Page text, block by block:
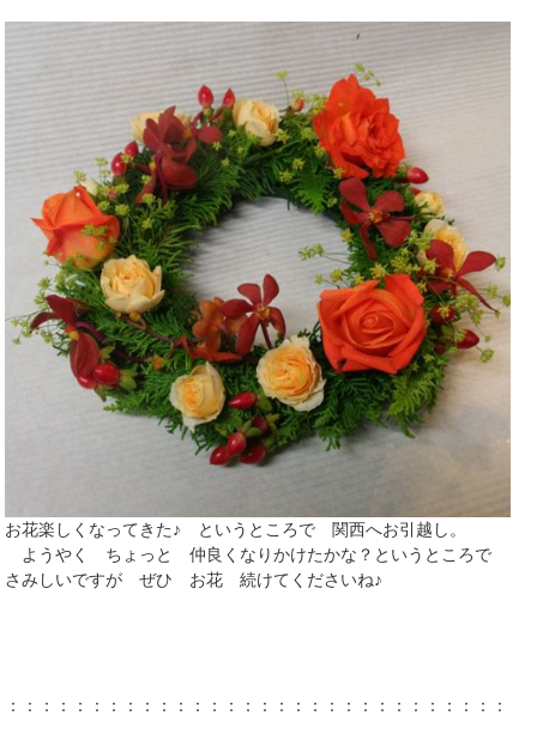
お花楽しくなってきた♪ というところで 関西へお引越し。
ようやく ちょっと 仲良くなりかけたかな？というところで
さみしいですが ぜひ お花 続けてくださいね♪
：：：：：：：：：：：：：：：：：：：：：：：：：：：：：：